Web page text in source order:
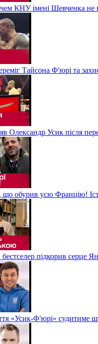
КНУ імені Шевченка не
Тайсона Ф'юрі та
Олександр Усик після
обурив усю Францію!
підкорив серце
«Усик-Ф'юрі» судитиме